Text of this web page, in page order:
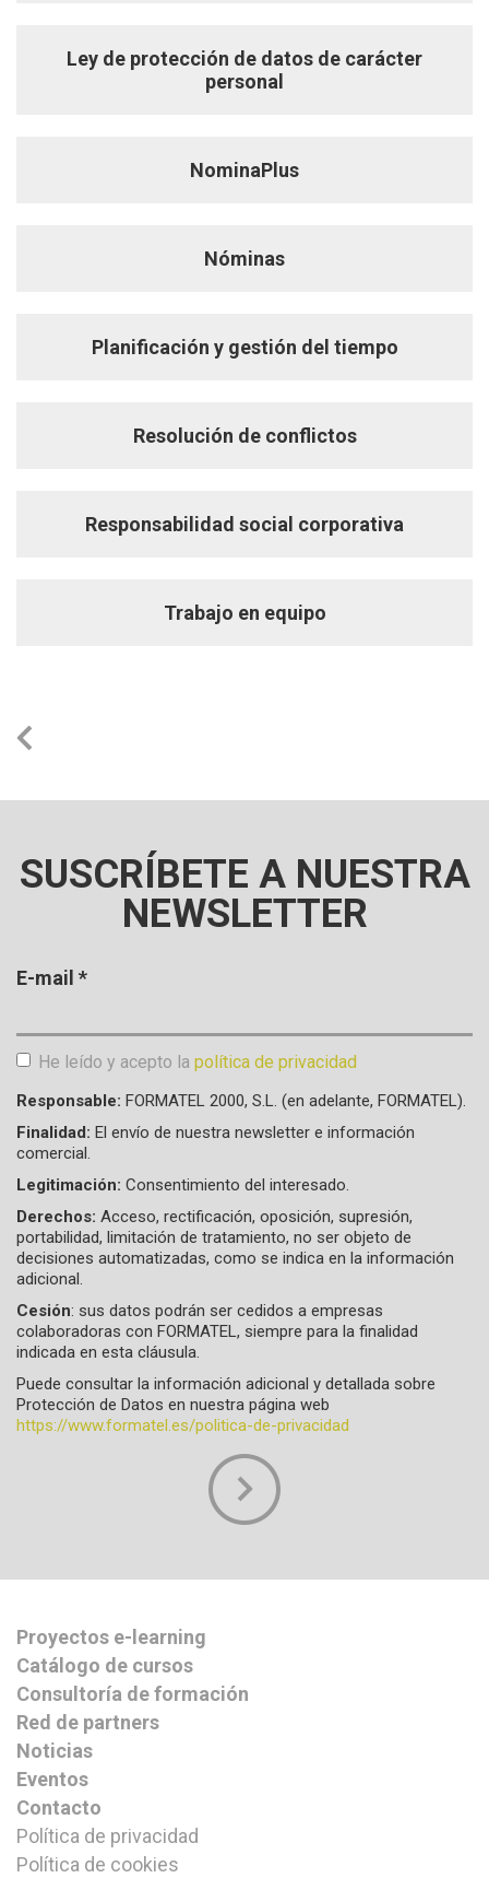
Ley de protección de datos de carácter
personal
NominaPlus
Nóminas
Planificación y gestión del tiempo
Resolución de conflictos
Responsabilidad social corporativa
Trabajo en equipo
SUSCRÍBETE A NUESTRA
NEWSLETTER
E-mail *
He leído y acepto la política de privacidad
Aceptación de condiciones
Responsable: FORMATEL 2000, S.L. (en adelante, FORMATEL).
Finalidad: El envío de nuestra newsletter e información
comercial.
Legitimación: Consentimiento del interesado.
Derechos: Acceso, rectificación, oposición, supresión,
portabilidad, limitación de tratamiento, no ser objeto de
decisiones automatizadas, como se indica en la información
adicional.
Cesión: sus datos podrán ser cedidos a empresas
colaboradoras con FORMATEL, siempre para la finalidad
indicada en esta cláusula.
Puede consultar la información adicional y detallada sobre
Protección de Datos en nuestra página web
https://www.formatel.es/politica-de-privacidad
Proyectos e-learning
Catálogo de cursos
Consultoría de formación
Red de partners
Noticias
Eventos
Contacto
Política de privacidad
Política de cookies